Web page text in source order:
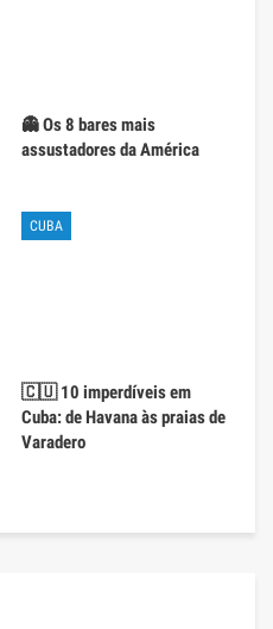
👻 Os 8 bares mais
assustadores da América
CUBA
🇨🇺 10 imperdíveis em
Cuba: de Havana às praias de
Varadero